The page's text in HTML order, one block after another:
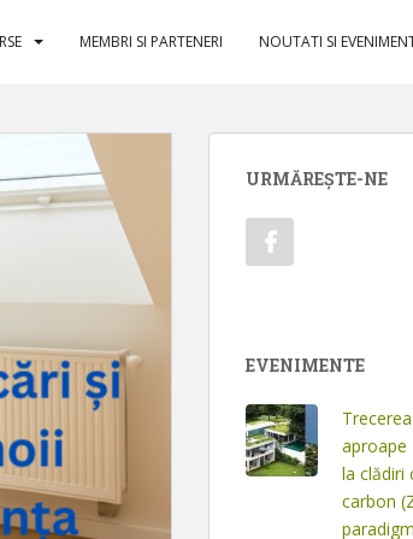
MEMBRI SI PARTENERI NOUTATI SI
URMĂREȘTE-NE
EVENIMENTE
aproape
la clădiri
carbon